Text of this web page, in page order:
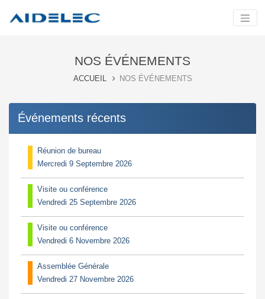
NOS ÉVÉNEMENTS
ACCUEIL NOS ÉVÉNEMENTS
Événements récents
Réunion de bureau
Mercredi 9 Septembre 2026
Visite ou conférence
Vendredi 25 Septembre 2026
Visite ou conférence
Vendredi 6 Novembre 2026
Assemblée Générale
Vendredi 27 Novembre 2026